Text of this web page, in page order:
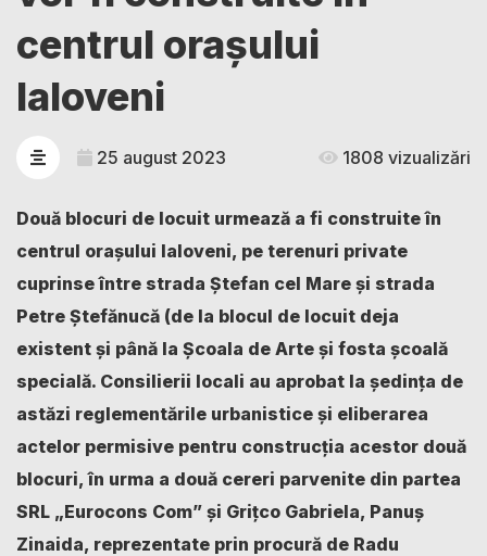
centrul orașului
Ialoveni
25 august 2023 1808 vizualizări
Două blocuri de locuit urmează a fi construite în
centrul orașului Ialoveni, pe terenuri private
cuprinse între strada Ștefan cel Mare și strada
Petre Ștefănucă (de la blocul de locuit deja
existent și până la Școala de Arte și fosta școală
specială. Consilierii locali au aprobat la ședința de
astăzi reglementările urbanistice și eliberarea
actelor permisive pentru construcția acestor două
blocuri, în urma a două cereri parvenite din partea
SRL „Eurocons Com” și Grițco Gabriela, Panuș
Zinaida, reprezentate prin procură de Radu